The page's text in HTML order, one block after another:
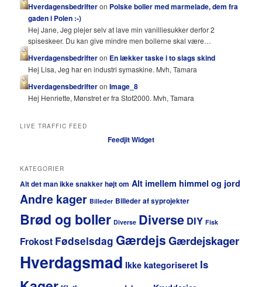
Hverdagensbedrifteron Polske boller med marmelade, dem fra
gaden i Polen :-)
Hej Jane, Jeg plejer selv at lave min vanilliesukker derfor 2
spiseskeer. Du kan give mindre men bollerne skal være…
Hverdagensbedrifteron En lækker taske i to slags skind
Hej Lisa, Jeg har en industri symaskine. Mvh, Tamara
HverdagensbedrifteronImage_8
Hej Henriette, Mønstret er fra Stof2000. Mvh, Tamara
LIVE TRAFFIC FEED
Feedjit Widget
KATEGORIER
Alt det man ikke snakker højt om Alt imellem himmel og jord
Andre kager Billeder Billeder af syprojekter
Brød og boller Diverse Diverse DIY Fisk
Frokost Fødselsdag GærdejsGærdejskager
Hverdagsmad Ikke kategoriseret Is